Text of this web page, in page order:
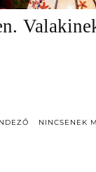
NINCSENEK